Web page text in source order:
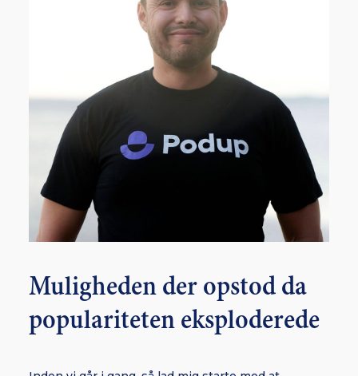
Muligheden der opstod da
populariteten eksploderede